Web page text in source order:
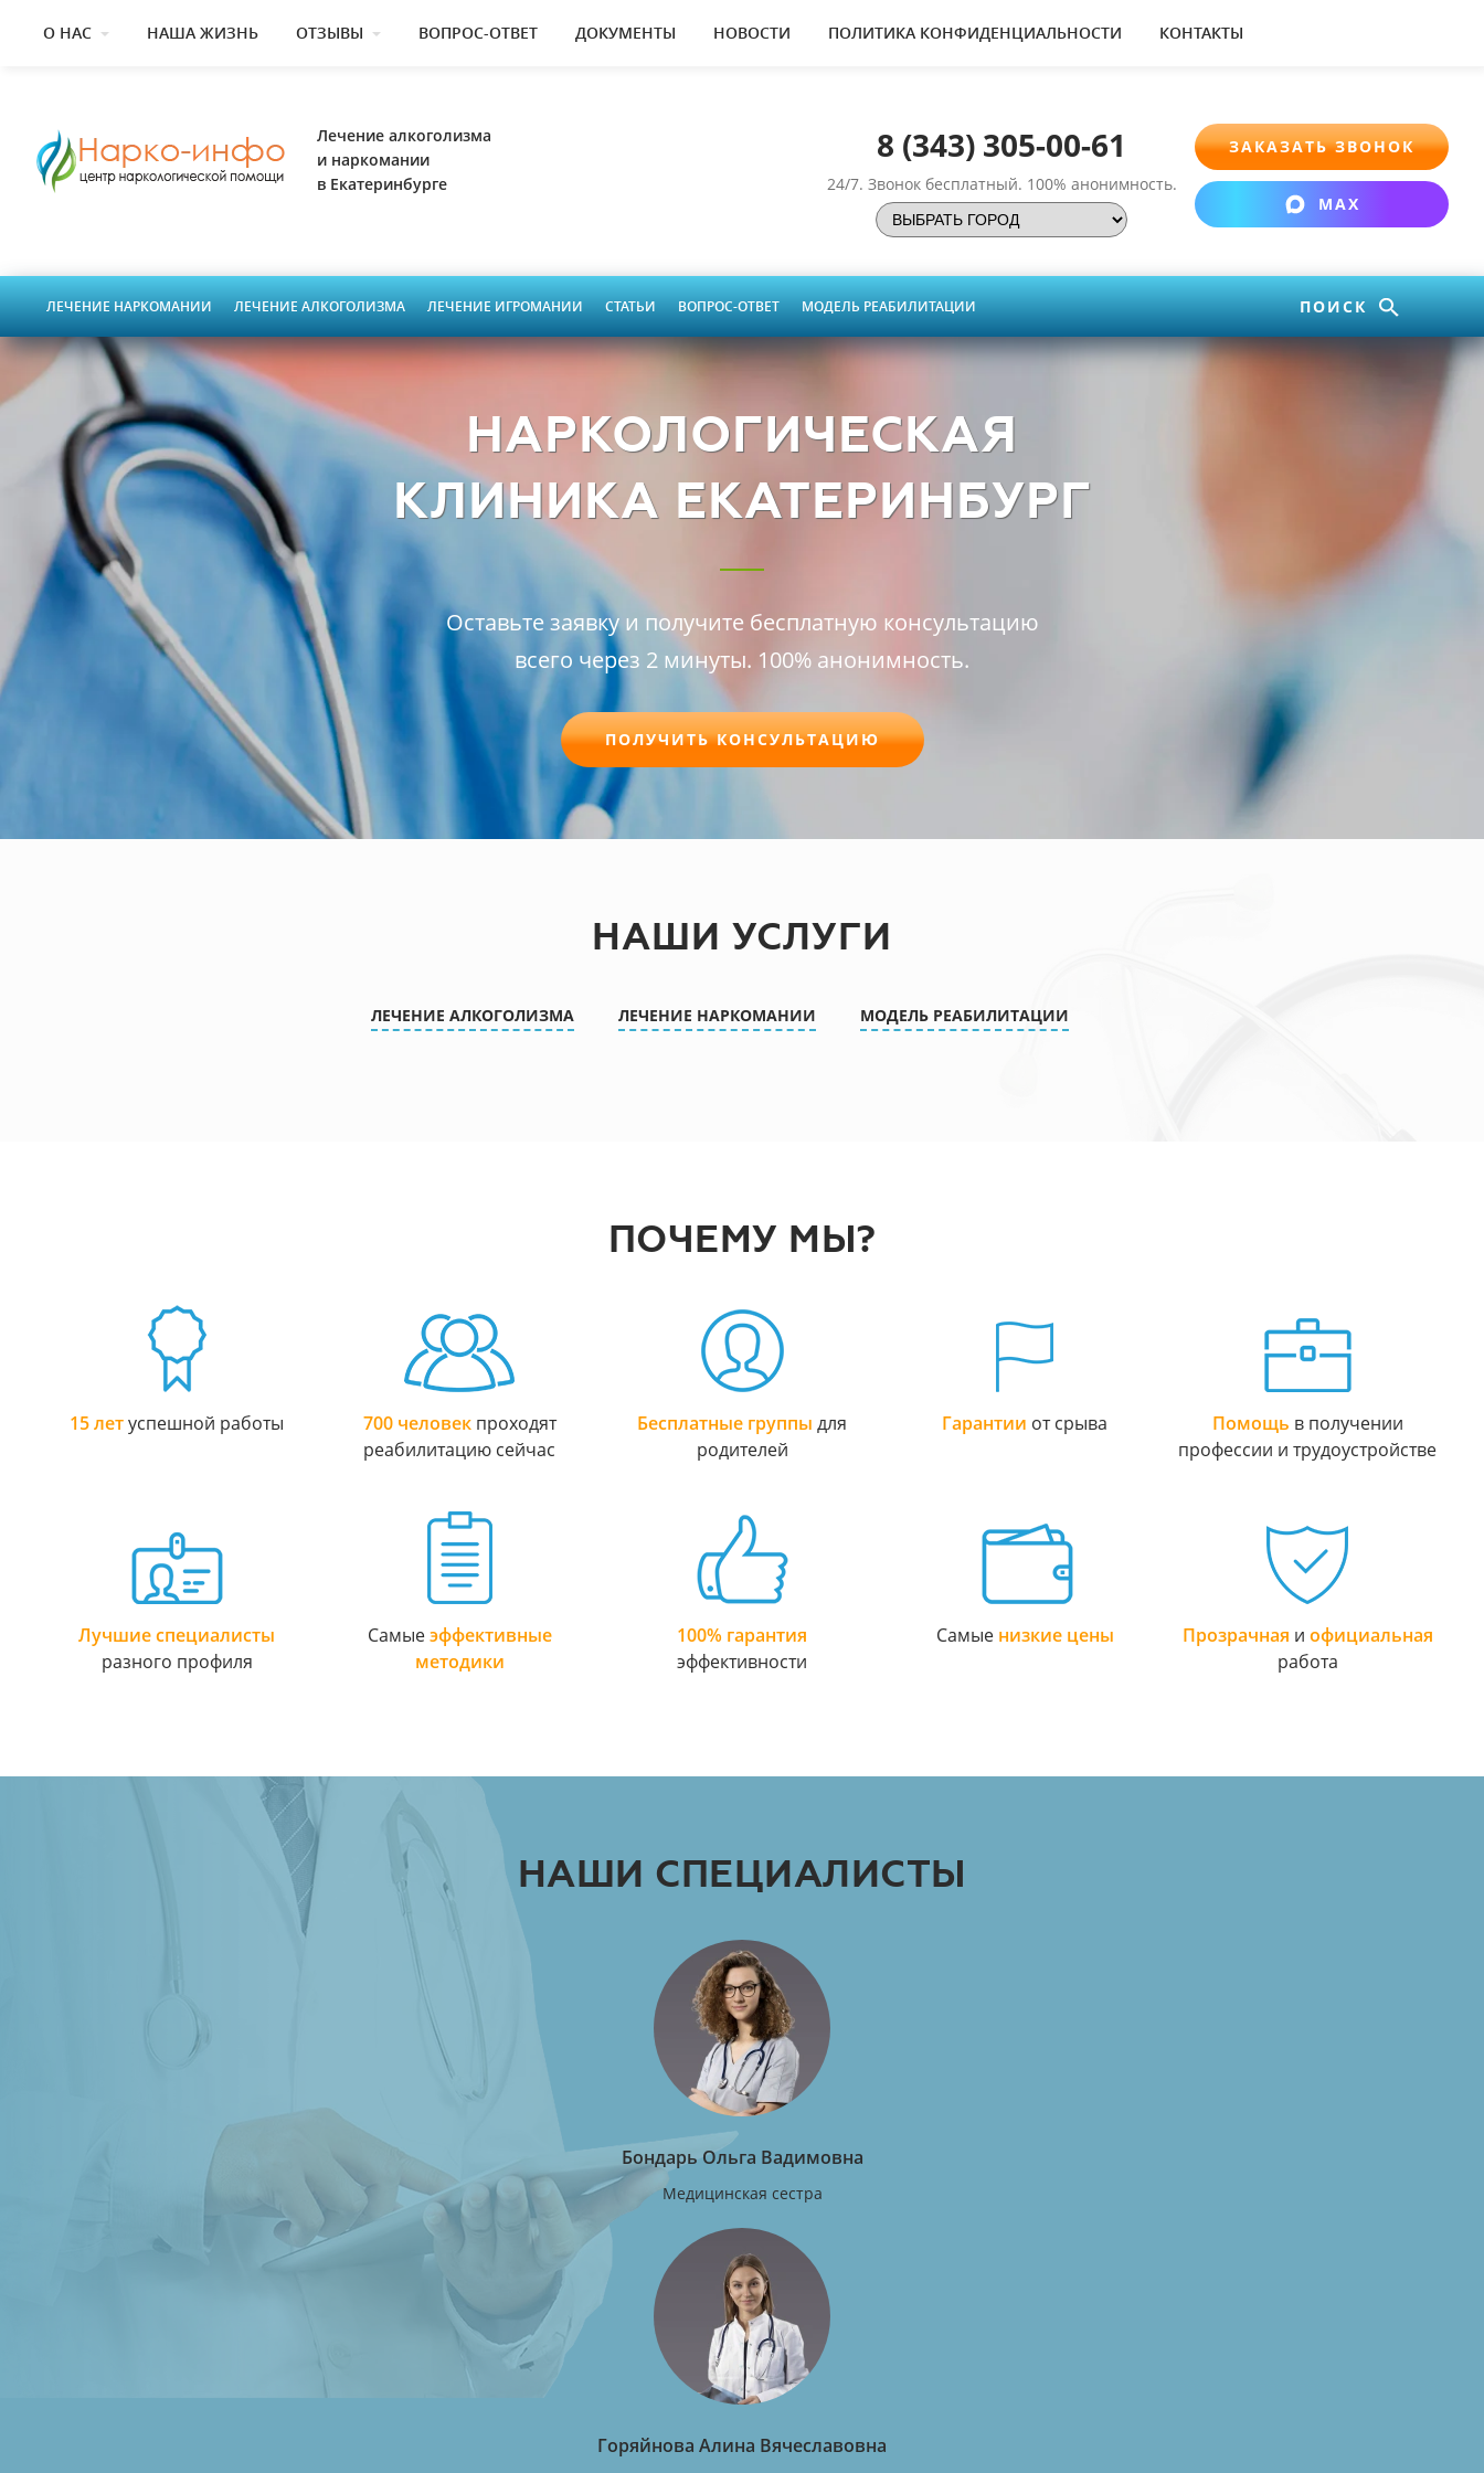
О НАС НАША ЖИЗНЬ ОТЗЫВЫ ВОПРОС-ОТВЕТ ДОКУМЕНТЫ НОВОСТИ ПОЛИТИКА КОНФИДЕНЦИАЛЬНОСТИ КОНТАКТЫ
Лечение алкоголизма
и наркомании
в Екатеринбурге
8 (343) 305-00-61
24/7. Звонок бесплатный. 100% анонимность.
ЗАКАЗАТЬ ЗВОНОК
MAX
ЛЕЧЕНИЕ НАРКОМАНИИ ЛЕЧЕНИЕ АЛКОГОЛИЗМА ЛЕЧЕНИЕ ИГРОМАНИИ СТАТЬИ ВОПРОС-ОТВЕТ МОДЕЛЬ РЕАБИЛИТАЦИИ ПОИСК
НАРКОЛОГИЧЕСКАЯ
КЛИНИКА ЕКАТЕРИНБУРГ
Оставьте заявку и получите бесплатную консультацию
всего через 2 минуты. 100% анонимность.
ПОЛУЧИТЬ КОНСУЛЬТАЦИЮ
НАШИ УСЛУГИ
ЛЕЧЕНИЕ АЛКОГОЛИЗМА ЛЕЧЕНИЕ НАРКОМАНИИ МОДЕЛЬ РЕАБИЛИТАЦИИ
ПОЧЕМУ МЫ?
15 летуспешной работы 700 человекпроходят
реабилитацию сейчас
Бесплатные группы для
родителей
Гарантии от срыва Помощь в получении
профессии и трудоустройстве
Лучшие специалисты
разного профиля
Самыеэффективные
методики
100% гарантия
эффективности
Самые низкие цены Прозрачная и официальная
работа
НАШИ СПЕЦИАЛИСТЫ
Бондарь Ольга Вадимовна
Медицинская сестра
Горяйнова Алина Вячеславовна